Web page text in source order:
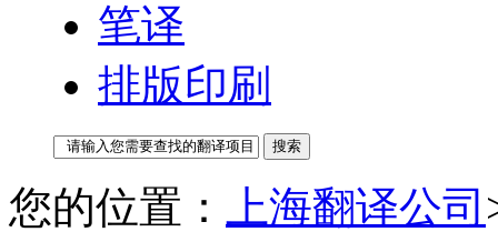
笔译
排版印刷
您的位置： 上海翻译公司